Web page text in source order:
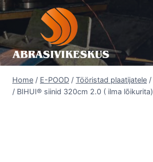
Skip
to
content
Home / E-POOD / Tööristad plaatijatele /
/ BIHUI® siinid 320cm 2.0 ( ilma lõikurita)